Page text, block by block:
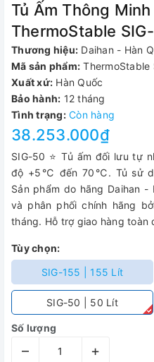
Tủ Ấm Thông
ThermoStable
Thương hiệu: Daihan - Hàn
Mã sản phẩm: ThermoStable
Xuất xứ: Hàn Quốc
Bảo hành: 12 tháng
Tình trạng: Còn hàng
38.253.000₫
SIG-50 ⭐ Tủ ấm đối lưu tự
độ +5℃ đến 70℃. Tủ sử
Sản phẩm do hãng Daihan
và phân phối chính hãng
tháng. Hỗ trợ giao hàng toàn
Tùy chọn:
SIG-155 | 155 Lít
SIG-50 | 50 Lít
Số lượng
– +